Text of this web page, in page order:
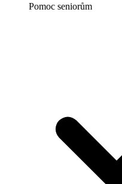
Pomoc seniorům